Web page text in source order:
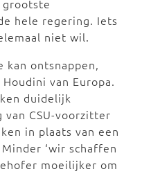
hele regering. Iets
niet wil.
kan ontsnappen,
van Europa.
duidelijk
CSU-voorzitter
in plaats van een
‘wir schaffen
moeilijker om